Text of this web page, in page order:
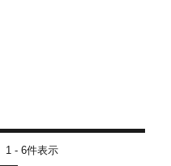
1 - 6件表示